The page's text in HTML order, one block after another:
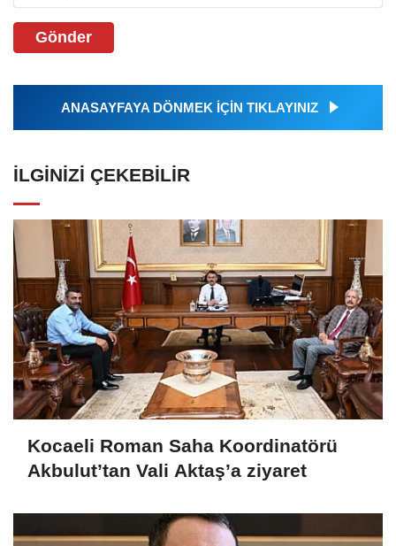
Gönder
ANASAYFAYA DÖNMEK İÇİN TIKLAYINIZ
İLGINIZI ÇEKEBILIR
Kocaeli Roman Saha Koordinatörü
Akbulut’tan Vali Aktaş’a ziyaret